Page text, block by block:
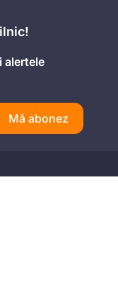
alertele
Mă abonez